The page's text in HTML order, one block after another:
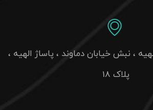
، نبش خیابان دماوند ، پاساژ الهیه ،
پلاک 18